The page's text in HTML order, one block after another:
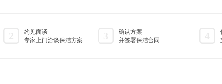
约见面谈
专家上门洽谈保洁方案
确认方案
并签署保洁合同